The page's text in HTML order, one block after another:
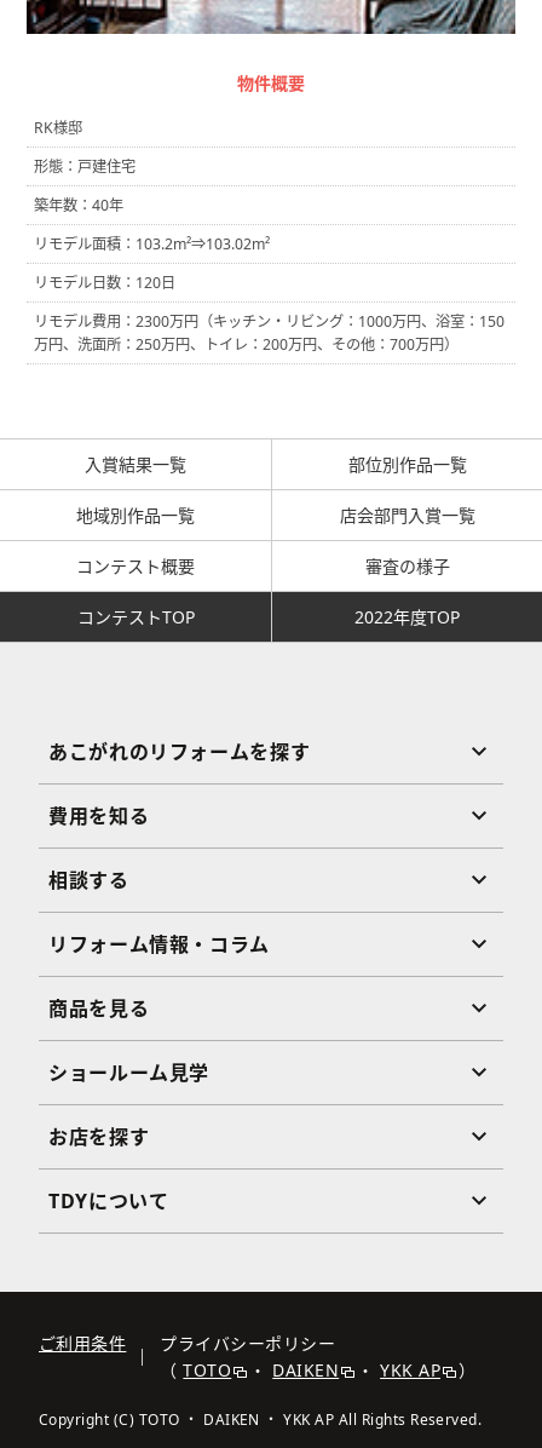
入賞結果一覧 部位別作品一覧
地域別作品一覧 店会部門入賞一覧
コンテスト概要 審査の様子
コンテストTOP 2022年度TOP
物件概要
RK様邸
形態：戸建住宅
築年数：40年
リモデル面積：103.2m²⇒103.02m²
リモデル日数：120日
リモデル費用：2300万円（キッチン・リビング：1000万円、浴室：150
万円、洗面所：250万円、トイレ：200万円、その他：700万円）
あこがれのリフォームを探す
費用を知る
相談する
リフォーム情報・コラム
商品を見る
ショールーム見学
お店を探す
TDYについて
ご利用条件
プライバシーポリシー
（TOTO ・ DAIKEN ・YKK AP ）
Copyright (C) TOTO ・ DAIKEN ・ YKK AP All Rights Reserved.